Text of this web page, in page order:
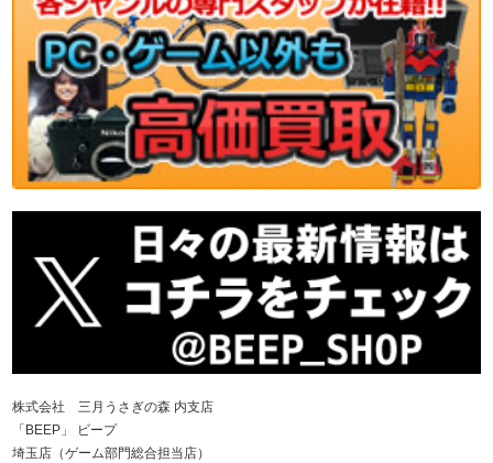
株式会社 三月うさぎの森 内支店
「BEEP」 ビープ
埼玉店（ゲーム部門総合担当店）